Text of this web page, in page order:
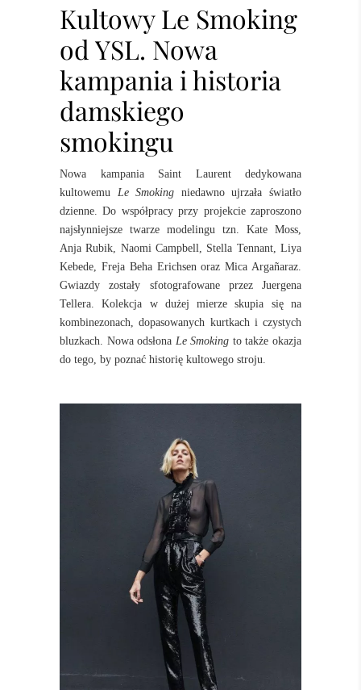
Kultowy Le Smoking
od YSL. Nowa
kampania i historia
damskiego
smokingu
Nowa kampania Saint Laurent dedykowana
kultowemu Le Smoking niedawno ujrzała światło
dzienne. Do współpracy przy projekcie zaproszono
najsłynniejsze twarze modelingu tzn. Kate Moss,
Anja Rubik, Naomi Campbell, Stella Tennant, Liya
Kebede, Freja Beha Erichsen oraz Mica Argañaraz.
Gwiazdy zostały sfotografowane przez Juergena
Tellera. Kolekcja w dużej mierze skupia się na
kombinezonach, dopasowanych kurtkach i czystych
bluzkach. Nowa odsłona Le Smoking to także okazja
do tego, by poznać historię kultowego stroju.